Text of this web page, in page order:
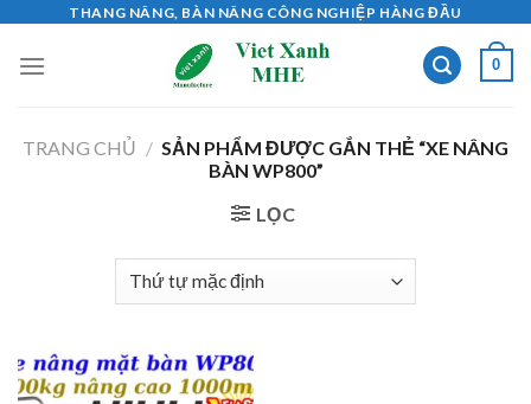
content
THANG NÂNG, BÀN NÂNG CÔNG NGHIỆP HÀNG ĐẦU
0
TRANG CHỦ / SẢN PHẨM ĐƯỢC GẮN THẺ “XE NÂNG
BÀN WP800”
LỌC